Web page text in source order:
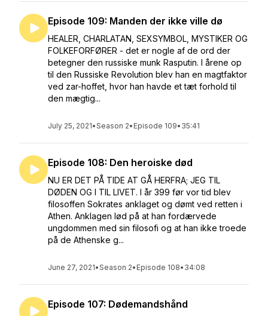
Episode 109: Manden der ikke ville dø
HEALER, CHARLATAN, SEXSYMBOL, MYSTIKER OG
FOLKEFORFØRER - det er nogle af de ord der
betegner den russiske munk Rasputin. I årene op
til den Russiske Revolution blev han en magtfaktor
ved zar-hoffet, hvor han havde et tæt forhold til
den mægtig...
July 25, 2021•Season 2• Episode 109• 35:41
Episode 108: Den heroiske død
NU ER DET PÅ TIDE AT GÅ HERFRA; JEG TIL
DØDEN OG I TIL LIVET. I år 399 før vor tid blev
filosoffen Sokrates anklaget og dømt ved retten i
Athen. Anklagen lød på at han fordærvede
ungdommen med sin filosofi og at han ikke troede
på de Athenske g...
June 27, 2021•Season 2• Episode 108• 34:08
Episode 107: Dødemandshånd